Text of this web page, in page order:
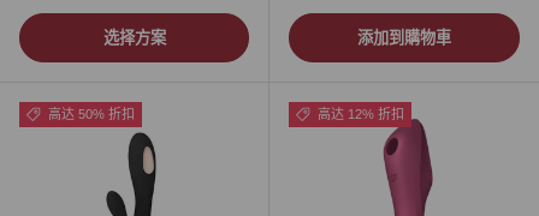
选择方案 添加到購物車
高达 50% 折扣 高达 12% 折扣